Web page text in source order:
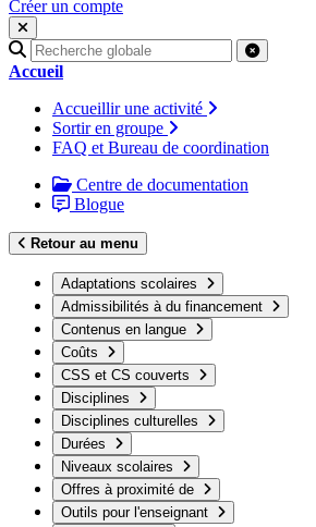
Créer un compte
Recherche
pour
Accueil
Accueillir une activité
Sortir en groupe
FAQ et Bureau de coordination
Centre de documentation
Blogue
Retour au menu
Adaptations scolaires
Admissibilités à du financement
Contenus en langue
Coûts
CSS et CS couverts
Disciplines
Disciplines culturelles
Durées
Niveaux scolaires
Offres à proximité de
Outils pour l'enseignant